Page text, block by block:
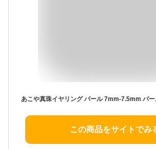
この商品をサイトでみ